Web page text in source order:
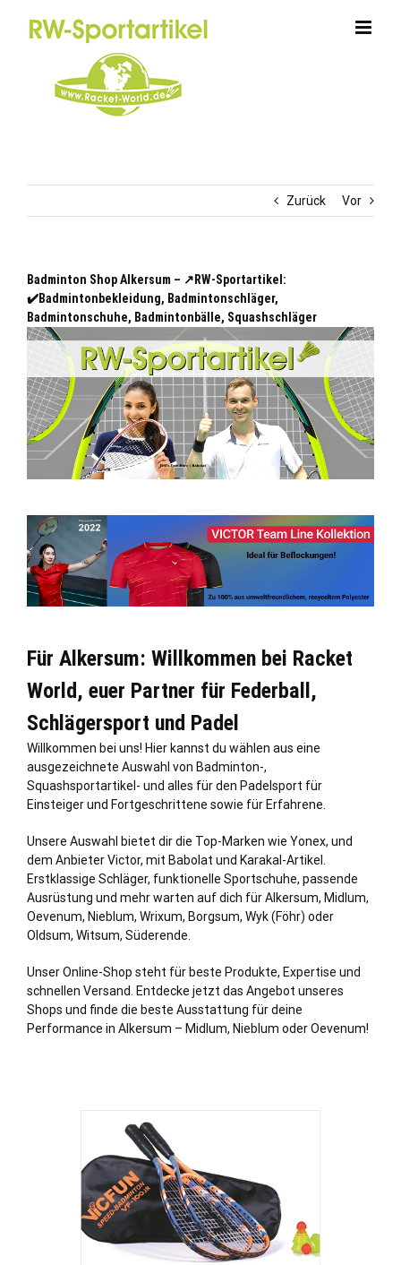
Zurück Vor
Badminton Shop Alkersum – ↗️RW-Sportartikel:
✔️Badmintonbekleidung, Badmintonschläger,
Badmintonschuhe, Badmintonbälle, Squashschläger
Für Alkersum: Willkommen bei Racket
World, euer Partner für Federball,
Schlägersport und Padel
Willkommen bei uns! Hier kannst du wählen aus eine
ausgezeichnete Auswahl von Badminton-,
Squashsportartikel- und alles für den Padelsport für
Einsteiger und Fortgeschrittene sowie für Erfahrene.
Unsere Auswahl bietet dir die Top-Marken wie Yonex, und
dem Anbieter Victor, mit Babolat und Karakal-Artikel.
Erstklassige Schläger, funktionelle Sportschuhe, passende
Ausrüstung und mehr warten auf dich für Alkersum, Midlum,
Oevenum, Nieblum, Wrixum, Borgsum, Wyk (Föhr) oder
Oldsum, Witsum, Süderende.
Unser Online-Shop steht für beste Produkte, Expertise und
schnellen Versand. Entdecke jetzt das Angebot unseres
Shops und finde die beste Ausstattung für deine
Performance in Alkersum – Midlum, Nieblum oder Oevenum!